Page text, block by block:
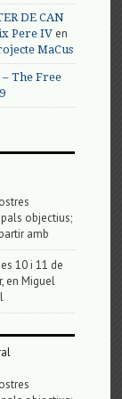
DE CAN
Pere IV en
MaCus
The Free
objectius;
amb
10 i 11 de
en Miguel